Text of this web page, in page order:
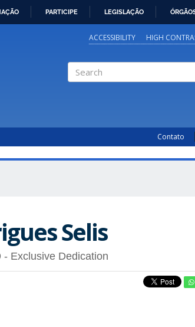
PARTICIPE LEGISLAÇÃO
ACCESSIBILITY HIGH
Contato
Selis
- Exclusive Dedication